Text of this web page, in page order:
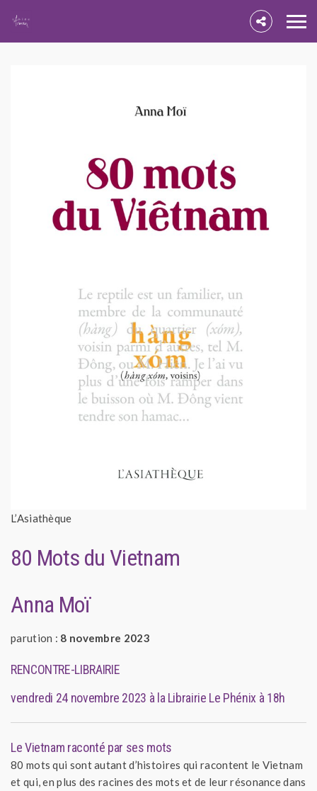
L’Asiathèque
80 Mots du Vietnam
Anna Moï
parution : 8 novembre 2023
RENCONTRE-LIBRAIRIE
vendredi 24 novembre 2023 à la Librairie Le Phénix à 18h
Le Vietnam raconté par ses mots
80 mots qui sont autant d’histoires qui racontent le Vietnam
et qui, en plus des racines des mots et de leur résonance dans